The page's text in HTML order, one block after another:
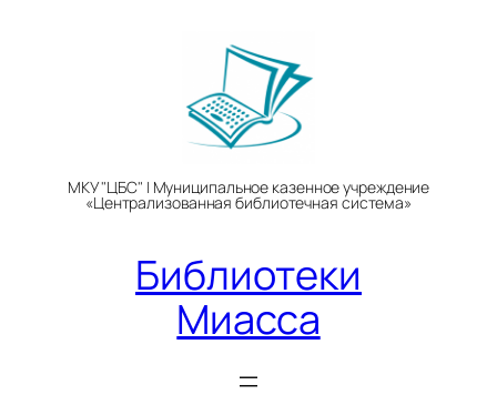
МКУ "ЦБС" | Муниципальное казенное учреждение
«Централизованная библиотечная система»
Библиотеки
Миасса